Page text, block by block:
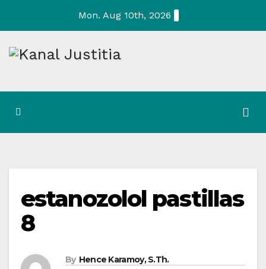
Mon. Aug 10th, 2026
estanozolol pastillas
8
By Hence Karamoy, S.Th.